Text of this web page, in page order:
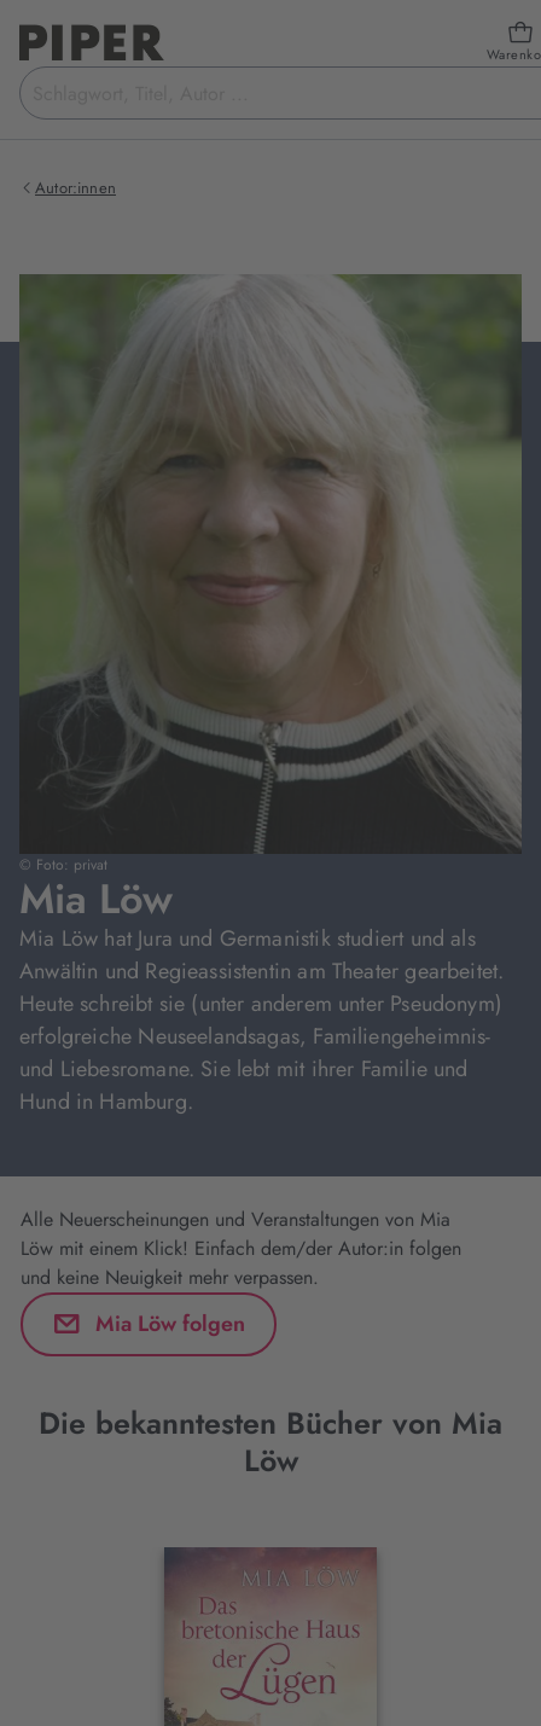
Suchbegriff
eingeben
Autor:innen
© Foto: privat
Mia Löw
Mia Löw hat Jura und Germanistik studiert und als
Anwältin und Regieassistentin am Theater gearbeitet.
Heute schreibt sie (unter anderem unter Pseudonym)
erfolgreiche Neuseelandsagas, Familiengeheimnis-
und Liebesromane. Sie lebt mit ihrer Familie und
Hund in Hamburg.
Alle Neuerscheinungen und Veranstaltungen von Mia
Löw mit einem Klick! Einfach dem/der Autor:in folgen
und keine Neuigkeit mehr verpassen.
Mia Löw folgen
Die bekanntesten Bücher von Mia
Löw
Interaktives